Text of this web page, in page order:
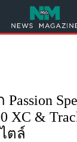
XC &
ตล์